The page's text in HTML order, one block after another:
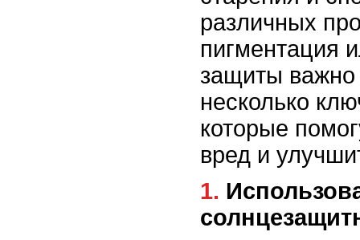
различных
пигментация
защиты важно
несколько
которые
вред и
1. Использование